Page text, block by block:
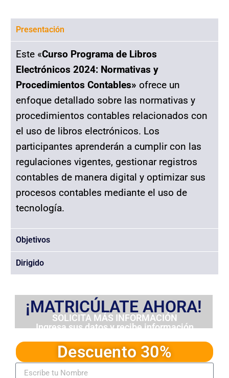
Presentación
Este «Curso Programa de Libros
Electrónicos 2024: Normativas y
Procedimientos Contables» ofrece un
enfoque detallado sobre las normativas y
procedimientos contables relacionados con
el uso de libros electrónicos. Los
participantes aprenderán a cumplir con las
regulaciones vigentes, gestionar registros
contables de manera digital y optimizar sus
procesos contables mediante el uso de
tecnología.
Objetivos
Dirigido
¡MATRICÚLATE AHORA!
SOLICITA MÁS INFORMACIÓN
Ingresa sus datos y recibe información
Descuento 30%